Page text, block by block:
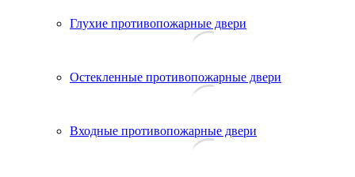
Глухие противопожарные двери
Остекленные противопожарные двери
Входные противопожарные двери